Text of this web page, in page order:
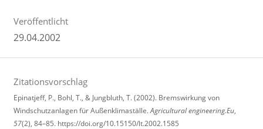
Veröffentlicht
29.04.2002
Zitationsvorschlag
Epinatjeff, P., Bohl, T., & Jungbluth, T. (2002). Bremswirkung von
Windschutzanlagen für Außenklimaställe.Agricultural engineering.Eu,
57(2), 84–85. https://doi.org/10.15150/lt.2002.1585